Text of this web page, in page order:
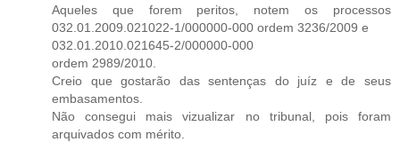
Aqueles que forem peritos, notem os processos
032.01.2009.021022-1/000000-000 ordem 3236/2009 e
032.01.2010.021645-2/000000-000
ordem 2989/2010.
Creio que gostarão das sentenças do juíz e de seus
embasamentos.
Não consegui mais vizualizar no tribunal, pois foram
arquivados com mérito.